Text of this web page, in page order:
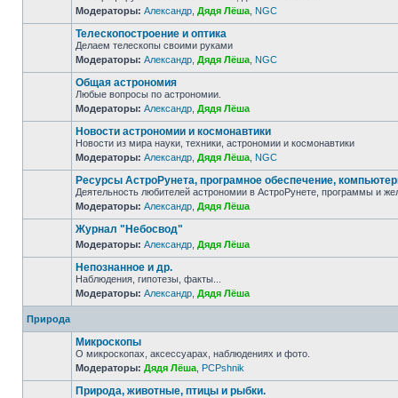
Модераторы: Александр Дядя Лёша NGC
Телескопостроение и оптика
Делаем телескопы своими руками
Модераторы: Александр Дядя Лёша NGC
Общая астрономия
Любые вопросы по астрономии.
Модераторы: Александр Дядя Лёша
Новости астрономии и космонавтики
Новости из мира науки, техники, астрономии и космонавтики
Модераторы: Александр Дядя Лёша NGC
Ресурсы АстроРунета, програмное обеспечение,
Деятельность любителей астрономии в АстроРунете, программы и
Модераторы: Александр Дядя Лёша
Журнал "Небосвод"
Модераторы: Александр Дядя Лёша
Непознанное и др.
Наблюдения, гипотезы, факты...
Модераторы: Александр Дядя Лёша
Природа
Микроскопы
О микроскопах, аксессуарах, наблюдениях и фото.
Модераторы: Дядя Лёша PCPshnik
Природа, животные, птицы и рыбки.